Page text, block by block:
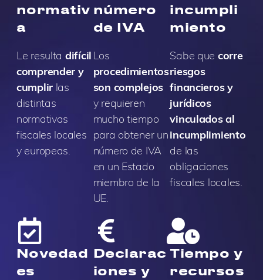
normativ
a
Le resulta difícil
comprender y
cumplir las
distintas
normativas
fiscales locales
y europeas.
número
de IVA
Los
procedimientos
son complejos
y requieren
mucho tiempo
para obtener un
número de IVA
en un Estado
miembro de la
UE.
incumpli
miento
Sabe que corre
riesgos
financieros y
jurídicos
vinculados al
incumplimiento
de las
obligaciones
fiscales locales.
Novedad
es
Declarac
iones y
Tiempo y
recursos